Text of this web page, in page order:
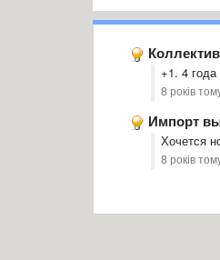
+1. 4
8 років
Импорт
Хочется
8 років